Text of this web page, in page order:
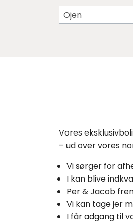
Ojen
Vores
– ud over vores
Vi sørger for
I kan blive
Per & Jacob
Vi kan tage jer
I får adgang til